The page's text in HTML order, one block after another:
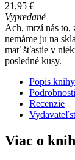
21,95 €
Vypredané
Ach, mrzí nás to,
nemáme ju na
mať šťastie v
posledné kusy.
Popis knihy
Podrobnosti
Recenzie
Viac o